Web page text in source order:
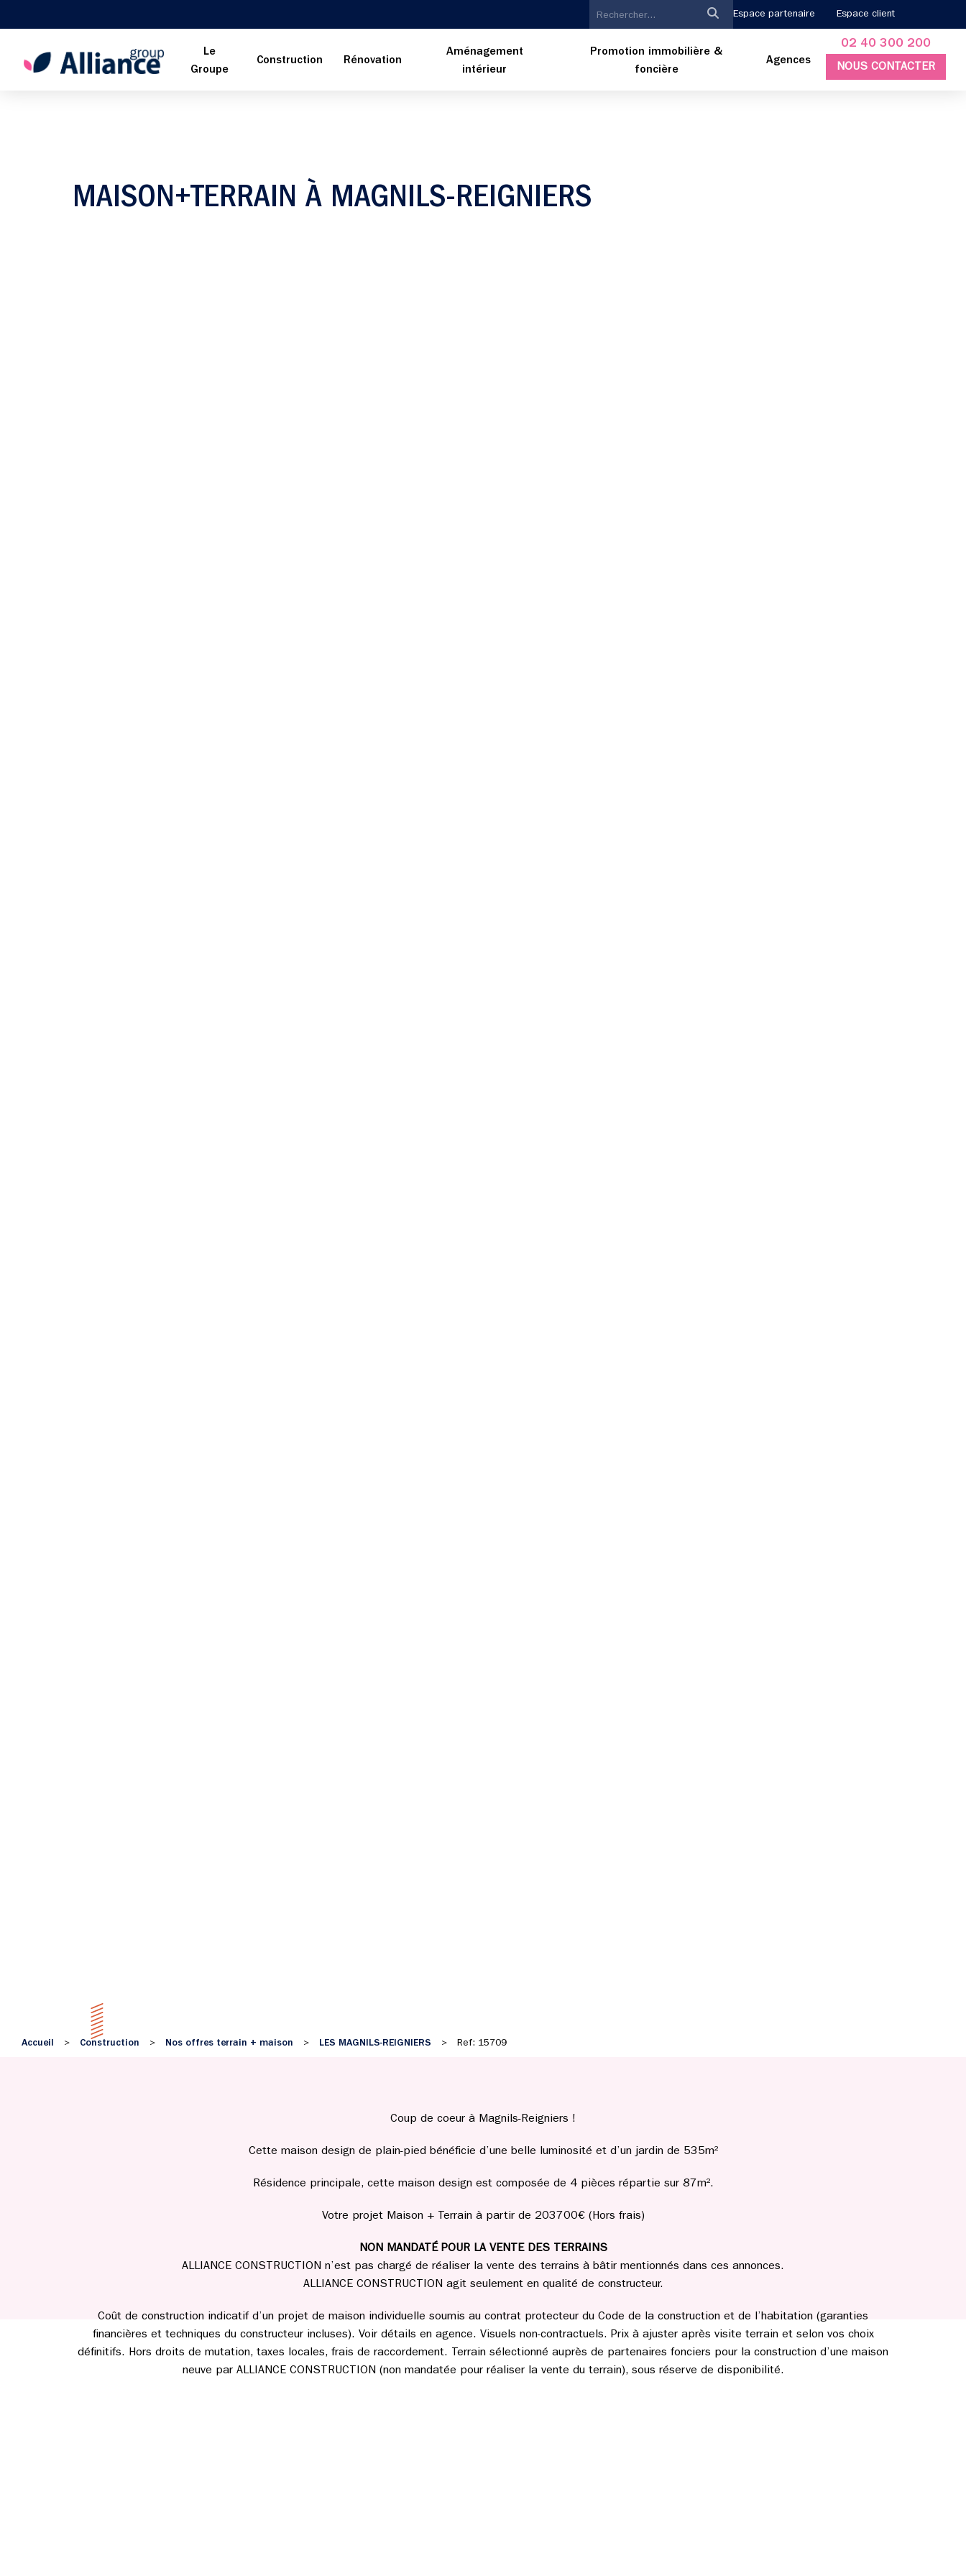
Espace partenaire Espace client
Le
Groupe
Construction Rénovation
Aménagement
intérieur
Promotion immobilière &
foncière
Agences
02 40 300 200
NOUS CONTACTER
MAISON+TERRAIN À MAGNILS-REIGNIERS
Accueil > Construction > Nos offres terrain + maison > LES MAGNILS-REIGNIERS > Ref: 15709
Coup de coeur à Magnils-Reigniers !
Cette maison design de plain-pied bénéficie d’une belle luminosité et d’un jardin de 535m²
Résidence principale, cette maison design est composée de 4 pièces répartie sur 87m².
Votre projet Maison + Terrain à partir de 203700€ (Hors frais)
NON MANDATÉ POUR LA VENTE DES TERRAINS
ALLIANCE CONSTRUCTION n’est pas chargé de réaliser la vente des terrains à bâtir mentionnés dans ces annonces.
ALLIANCE CONSTRUCTION agit seulement en qualité de constructeur.
Coût de construction indicatif d’un projet de maison individuelle soumis au contrat protecteur du Code de la construction et de l’habitation (garanties
financières et techniques du constructeur incluses). Voir détails en agence. Visuels non-contractuels. Prix à ajuster après visite terrain et selon vos choix
définitifs. Hors droits de mutation, taxes locales, frais de raccordement. Terrain sélectionné auprès de partenaires fonciers pour la construction d’une maison
neuve par ALLIANCE CONSTRUCTION (non mandatée pour réaliser la vente du terrain), sous réserve de disponibilité.